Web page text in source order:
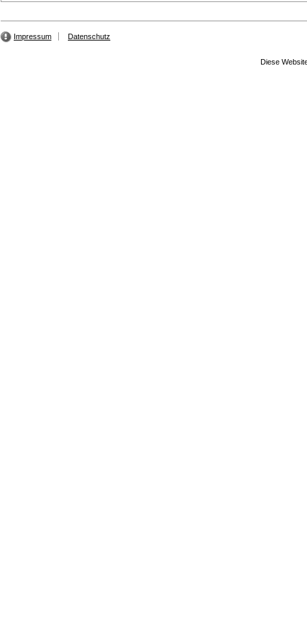
Impressum Datenschutz
Diese